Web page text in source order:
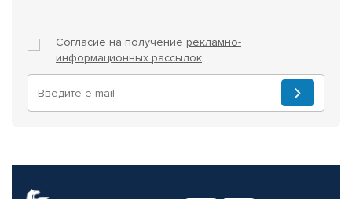
Согласие на получение рекламно-
информационных рассылок